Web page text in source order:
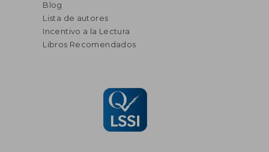
Blog
Lista de autores
Incentivo a la Lectura
Libros Recomendados